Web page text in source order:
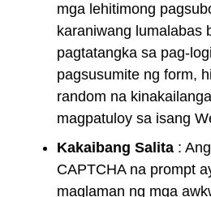
mga lehitimong
karaniwang lumalabas
pagtatangka sa pag-
pagsusumite ng form,
random na
magpatuloy sa isang
Kakaibang Salita :
CAPTCHA na prompt
maglaman ng mga